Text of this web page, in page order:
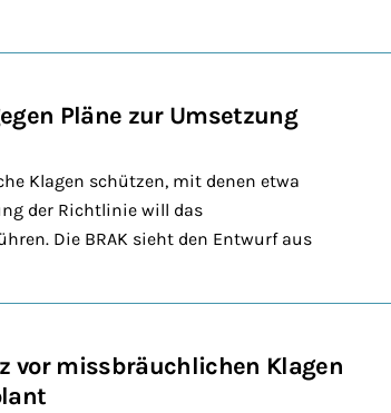
Pläne zur Umsetzung
Klagen schützen, mit denen etwa
der Richtlinie will das
Die BRAK sieht den Entwurf aus
vor missbräuchlichen Klagen